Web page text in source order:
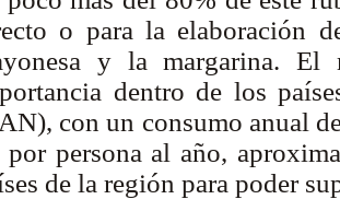
o para la elaboración
y la margarina. El
dentro de los
con un consumo anual
persona al año,
de la región para poder